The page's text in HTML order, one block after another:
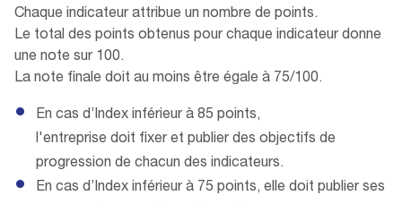
Chaque indicateur attribue un nombre de points.
Le total des points obtenus pour chaque indicateur donne
une note sur 100.
La note finale doit au moins être égale à 75/100.
En cas d’Index inférieur à 85 points,
l'entreprise doit fixer et publier des objectifs de
progression de chacun des indicateurs.
En cas d’Index inférieur à 75 points, elle doit publier ses